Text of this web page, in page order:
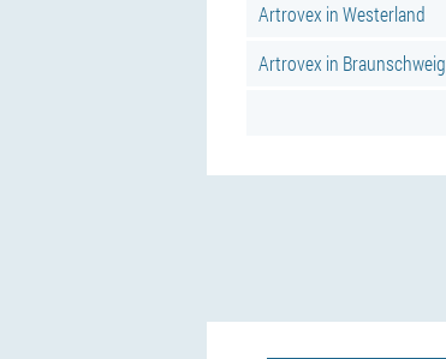
Artrovex in Westerland
Artrovex in Braunschweig